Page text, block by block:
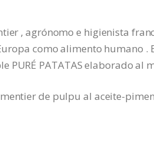
, agrónomo e higienista
como alimento humano .
PURÉ PATATAS elaborado
de pulpu al aceite-